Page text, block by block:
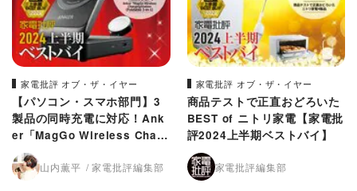
家電批評 オブ・ザ・イヤー
【パソコン・スマホ部門】3
製品の同時充電に対応！Ank
er「MagGo Wireless Charg
ing Station」【家電批評202
4上半期ベストバイ】
山内薫平 家電批評編集部
家電批評 オブ・ザ・イヤー
商品テストで正直おどろいた
BEST of ニトリ家電【家電批
評2024上半期ベストバイ】
家電批評編集部